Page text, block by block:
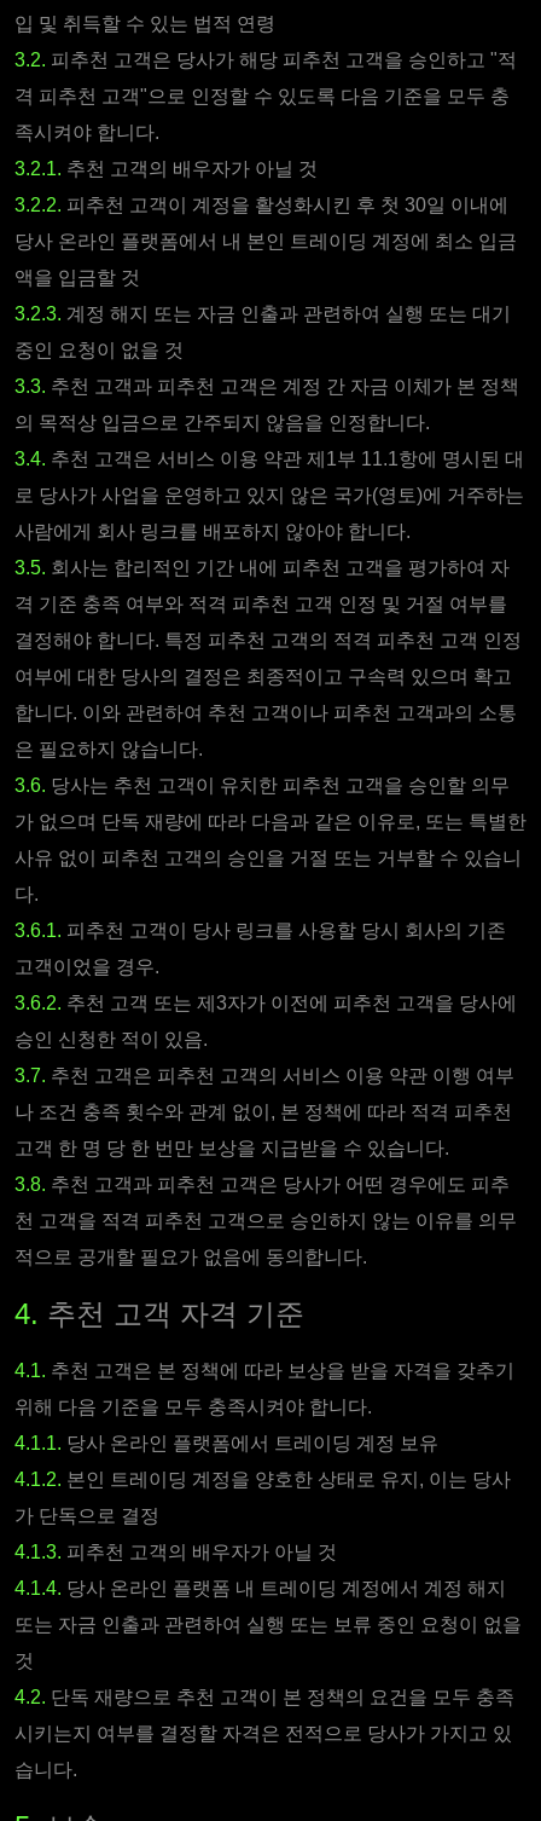
입 및 취득할 수 있는 법적 연령
3.2. 피추천 고객은 당사가 해당 피추천 고객을 승인하고 "적
격 피추천 고객"으로 인정할 수 있도록 다음 기준을 모두 충
족시켜야 합니다.
3.2.1. 추천 고객의 배우자가 아닐 것
3.2.2. 피추천 고객이 계정을 활성화시킨 후 첫 30일 이내에
당사 온라인 플랫폼에서 내 본인 트레이딩 계정에 최소 입금
액을 입금할 것
3.2.3. 계정 해지 또는 자금 인출과 관련하여 실행 또는 대기
중인 요청이 없을 것
3.3. 추천 고객과 피추천 고객은 계정 간 자금 이체가 본 정책
의 목적상 입금으로 간주되지 않음을 인정합니다.
3.4. 추천 고객은 서비스 이용 약관 제1부 11.1항에 명시된 대
로 당사가 사업을 운영하고 있지 않은 국가(영토)에 거주하는
사람에게 회사 링크를 배포하지 않아야 합니다.
3.5. 회사는 합리적인 기간 내에 피추천 고객을 평가하여 자
격 기준 충족 여부와 적격 피추천 고객 인정 및 거절 여부를
결정해야 합니다. 특정 피추천 고객의 적격 피추천 고객 인정
여부에 대한 당사의 결정은 최종적이고 구속력 있으며 확고
합니다. 이와 관련하여 추천 고객이나 피추천 고객과의 소통
은 필요하지 않습니다.
3.6. 당사는 추천 고객이 유치한 피추천 고객을 승인할 의무
가 없으며 단독 재량에 따라 다음과 같은 이유로, 또는 특별한
사유 없이 피추천 고객의 승인을 거절 또는 거부할 수 있습니
다.
3.6.1. 피추천 고객이 당사 링크를 사용할 당시 회사의 기존
고객이었을 경우.
3.6.2. 추천 고객 또는 제3자가 이전에 피추천 고객을 당사에
승인 신청한 적이 있음.
3.7. 추천 고객은 피추천 고객의 서비스 이용 약관 이행 여부
나 조건 충족 횟수와 관계 없이, 본 정책에 따라 적격 피추천
고객 한 명 당 한 번만 보상을 지급받을 수 있습니다.
3.8. 추천 고객과 피추천 고객은 당사가 어떤 경우에도 피추
천 고객을 적격 피추천 고객으로 승인하지 않는 이유를 의무
적으로 공개할 필요가 없음에 동의합니다.
4. 추천 고객 자격 기준
4.1. 추천 고객은 본 정책에 따라 보상을 받을 자격을 갖추기
위해 다음 기준을 모두 충족시켜야 합니다.
4.1.1. 당사 온라인 플랫폼에서 트레이딩 계정 보유
4.1.2. 본인 트레이딩 계정을 양호한 상태로 유지, 이는 당사
가 단독으로 결정
4.1.3. 피추천 고객의 배우자가 아닐 것
4.1.4. 당사 온라인 플랫폼 내 트레이딩 계정에서 계정 해지
또는 자금 인출과 관련하여 실행 또는 보류 중인 요청이 없을
것
4.2. 단독 재량으로 추천 고객이 본 정책의 요건을 모두 충족
시키는지 여부를 결정할 자격은 전적으로 당사가 가지고 있
습니다.